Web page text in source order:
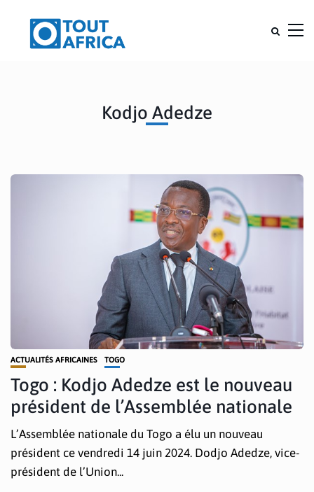
Kodjo Adedze
ACTUALITÉS AFRICAINES TOGO
Togo : Kodjo Adedze est le nouveau
président de l’Assemblée nationale
L’Assemblée nationale du Togo a élu un nouveau
président ce vendredi 14 juin 2024. Dodjo Adedze, vice-
président de l’Union...